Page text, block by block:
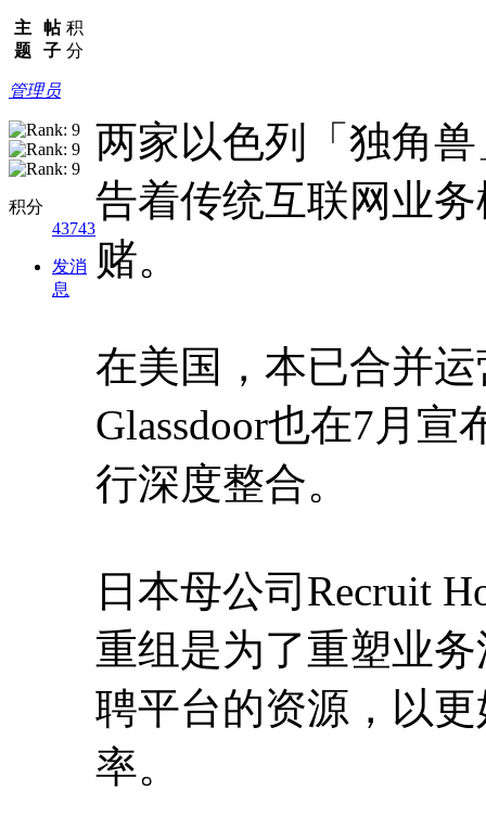
主
题
帖
子
积
分
管理员
积分
43743
发消
息
两家以色列「独角
告着传统互联网业
赌。
在美国，本已合并
Glassdoor也在7月
行深度整合。
日本母公司Recruit
重组是为了重塑业
聘平台的资源，以
率。